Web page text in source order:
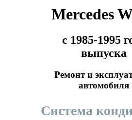
Mercedes
с 1985-1995
выпуска
Ремонт и
автомобиля
Система